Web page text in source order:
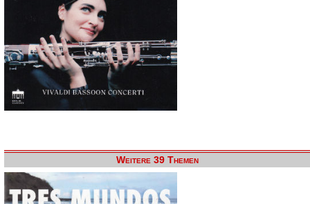
Weitere 39 Themen